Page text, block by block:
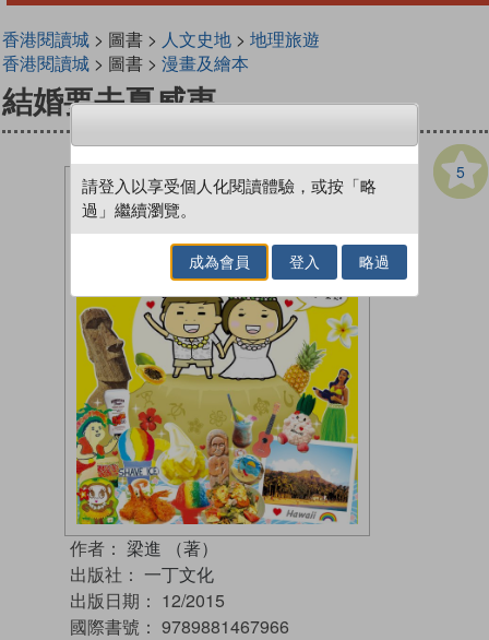
香港閱讀城> 圖書 > 人文史地> 地理旅遊
香港閱讀城> 圖書 > 漫畫及繪本
結婚要去夏威夷
5
作者： 梁進 （著）
出版社： 一丁文化
出版日期： 12/2015
國際書號： 9789881467966
請登入以享受個人化閱讀體驗，或按「略
過」繼續瀏覽。
成為會員 登入 略過